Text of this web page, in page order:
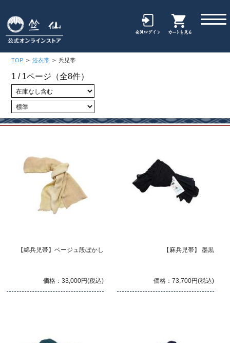
TOP > 浴衣帯 > 兵児帯
1 / 1ページ （全8件）
【綿兵児帯】ベージュ段ぼかし
価格：33,000円(税込)
【麻兵児帯】 墨黒
価格：73,700円(税込)